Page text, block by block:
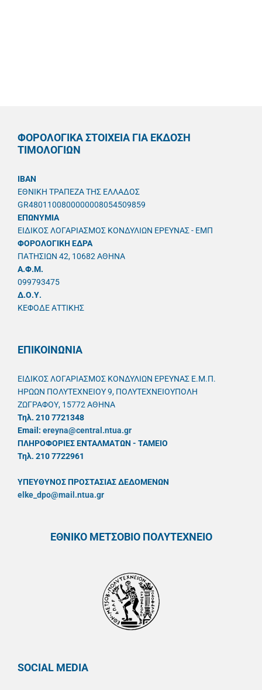
ΦΟΡΟΛΟΓΙΚΑ ΣΤΟΙΧΕΙΑ ΓΙΑ ΕΚΔΟΣΗ
ΤΙΜΟΛΟΓΙΩΝ
IBAN
ΕΘΝΙΚΗ ΤΡΑΠΕΖΑ ΤΗΣ ΕΛΛΑΔΟΣ
GR4801100800000008054509859
ΕΠΩΝΥΜΙΑ
ΕΙΔΙΚΟΣ ΛΟΓΑΡΙΑΣΜΟΣ ΚΟΝΔΥΛΙΩΝ ΕΡΕΥΝΑΣ - ΕΜΠ
ΦΟΡΟΛΟΓΙΚΗ ΕΔΡΑ
ΠΑΤΗΣΙΩΝ 42, 10682 ΑΘΗΝΑ
A.Φ.Μ.
099793475
Δ.Ο.Υ.
ΚΕΦΟΔΕ ΑΤΤΙΚΗΣ
ΕΠΙΚΟΙΝΩΝΙΑ
ΕΙΔΙΚΟΣ ΛΟΓΑΡΙΑΣΜΟΣ ΚΟΝΔΥΛΙΩΝ ΕΡΕΥΝΑΣ Ε.Μ.Π.
ΗΡΩΩΝ ΠΟΛΥΤΕΧΝΕΙΟΥ 9, ΠΟΛΥΤΕΧΝΕΙΟΥΠΟΛΗ
ΖΩΓΡΑΦΟΥ, 15772 ΑΘΗΝΑ
Τηλ. 210 7721348
Email: ereyna@central.ntua.gr
ΠΛΗΡΟΦΟΡΙΕΣ ΕΝΤΑΛΜΑΤΩΝ - ΤΑΜΕΙΟ
Τηλ. 210 7722961
ΥΠΕΥΘYΝΟΣ ΠΡΟΣΤΑΣΙΑΣ ΔΕΔΟΜΕΝΩΝ
elke_dpo@mail.ntua.gr
ΕΘΝΙΚΟ ΜΕΤΣΟΒΙΟ ΠΟΛΥΤΕΧΝΕΙΟ
SOCIAL MEDIA